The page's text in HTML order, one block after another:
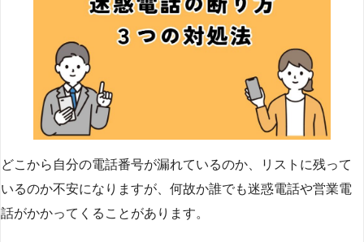
どこから自分の電話番号が漏れているのか、リストに残って
いるのか不安になりますが、何故か誰でも迷惑電話や営業電
話がかかってくることがあります。